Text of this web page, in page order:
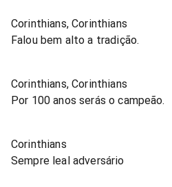
Corinthians, Corinthians
Falou bem alto a tradição.
Corinthians, Corinthians
Por 100 anos serás o campeão.
Corinthians
Sempre leal adversário